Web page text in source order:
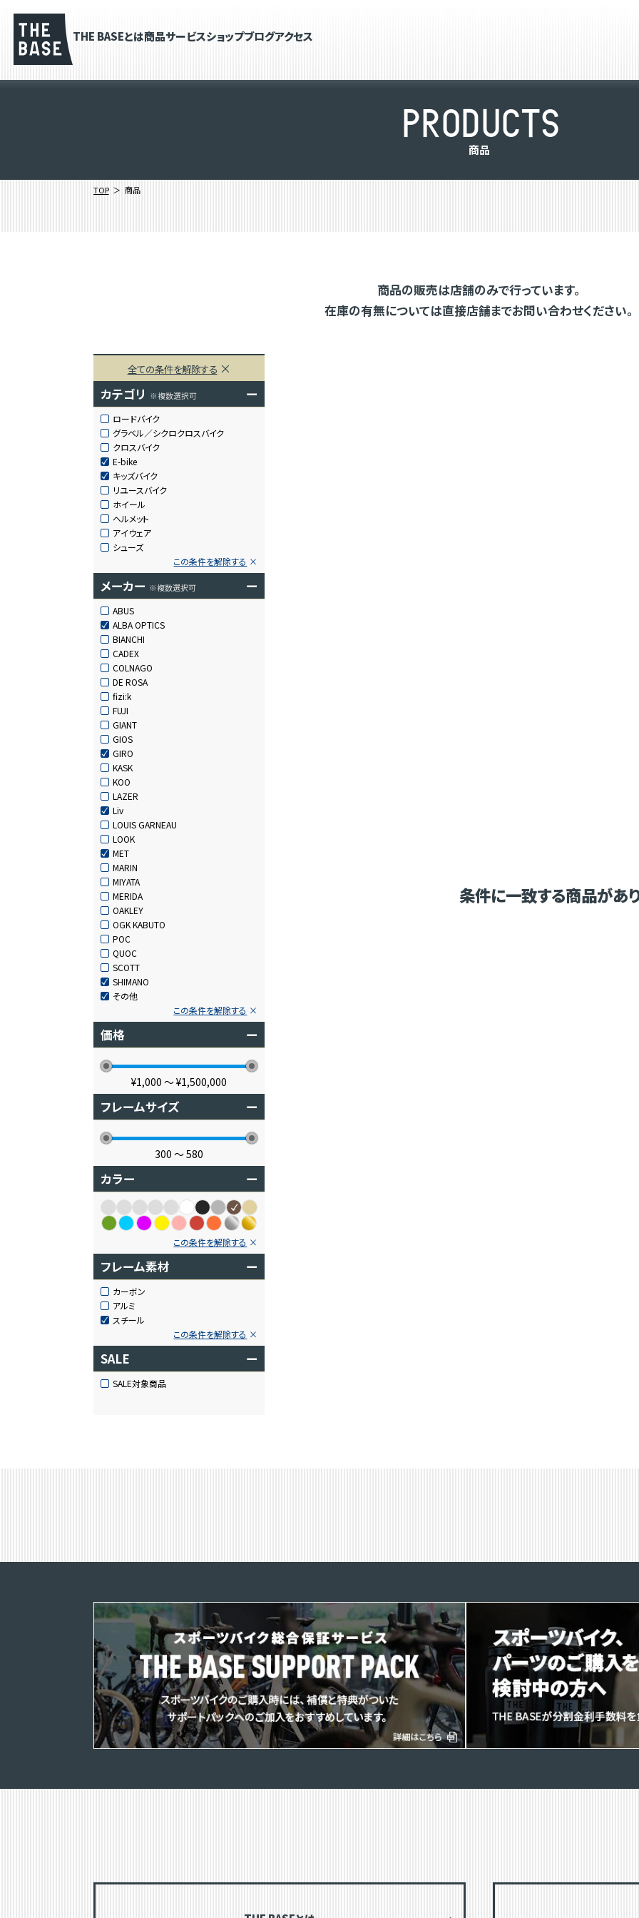
THE BASEとは商品サービスショップブログアクセス
PRODUCTS
商品
TOP 商品
商品の販売は店舗のみで行っています。
在庫の有無については直接店舗までお問い合わせください。
全ての条件を解除する
カテゴリ ※複数選択可 ー
ロードバイク
グラベル／シクロクロスバイク
クロスバイク
E-bike
キッズバイク
リユースバイク
ホイール
ヘルメット
アイウェア
シューズ
この条件を解除する
メーカー ※複数選択可 ー
ABUS
ALBA OPTICS
BIANCHI
CADEX
COLNAGO
DE ROSA
fizi:k
FUJI
GIANT
GIOS
GIRO
KASK
KOO
LAZER
Liv
LOUIS GARNEAU
LOOK
MET
MARIN
MIYATA
MERIDA
OAKLEY
OGK KABUTO
POC
QUOC
SCOTT
SHIMANO
その他
この条件を解除する
価格 ー
¥1,000 〜¥1,500,000
フレームサイズ ー
300 〜580
カラー ー
この条件を解除する
フレーム素材 ー
カーボン
アルミ
スチール
この条件を解除する
SALE ー
SALE対象商品
条件に一致する商品があ